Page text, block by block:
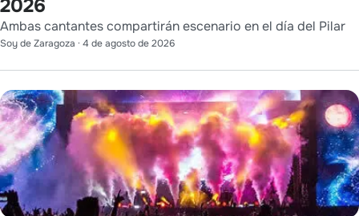
2026
Ambas cantantes compartirán escenario en el día del Pilar
Soy de Zaragoza · 4 de agosto de 2026